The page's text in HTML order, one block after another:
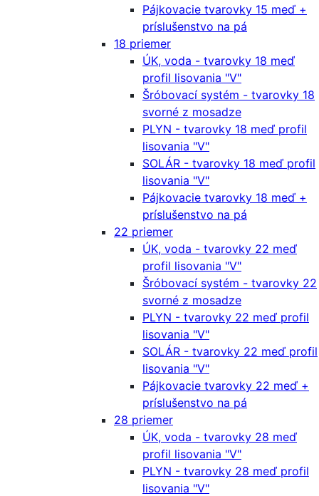
Pájkovacie tvarovky 15 meď +
príslušenstvo na pá
18 priemer
ÚK, voda - tvarovky 18 meď
profil lisovania "V"
Šróbovací systém - tvarovky 18
svorné z mosadze
PLYN - tvarovky 18 meď profil
lisovania "V"
SOLÁR - tvarovky 18 meď profil
lisovania "V"
Pájkovacie tvarovky 18 meď +
príslušenstvo na pá
22 priemer
ÚK, voda - tvarovky 22 meď
profil lisovania "V"
Šróbovací systém - tvarovky 22
svorné z mosadze
PLYN - tvarovky 22 meď profil
lisovania "V"
SOLÁR - tvarovky 22 meď profil
lisovania "V"
Pájkovacie tvarovky 22 meď +
príslušenstvo na pá
28 priemer
ÚK, voda - tvarovky 28 meď
profil lisovania "V"
PLYN - tvarovky 28 meď profil
lisovania "V"